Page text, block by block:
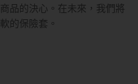
品的決心。在未來，我們將
的保險套。